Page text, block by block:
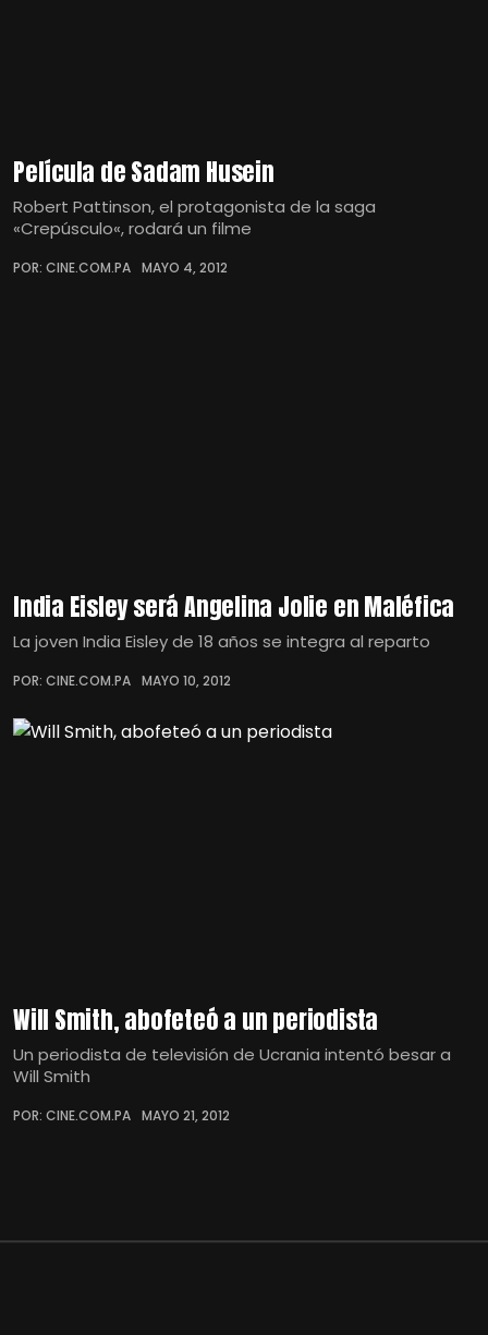
Película de Sadam Husein
Robert Pattinson, el protagonista de la saga
«Crepúsculo«, rodará un filme
POR: CINE.COM.PA MAYO 4, 2012
India Eisley será Angelina Jolie en Maléfica
La joven India Eisley de 18 años se integra al reparto
POR: CINE.COM.PA MAYO 10, 2012
Will Smith, abofeteó a un periodista
Un periodista de televisión de Ucrania intentó besar a
Will Smith
POR: CINE.COM.PA MAYO 21, 2012